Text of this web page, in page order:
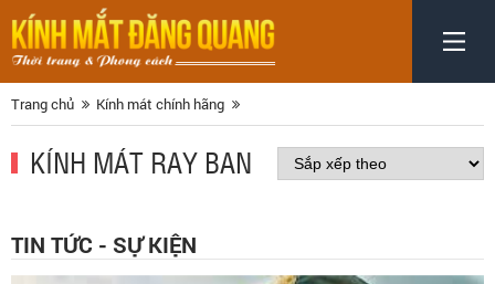
Trang chủ Kính mát chính hãng
KÍNH MÁT RAY BAN
TIN TỨC - SỰ KIỆN